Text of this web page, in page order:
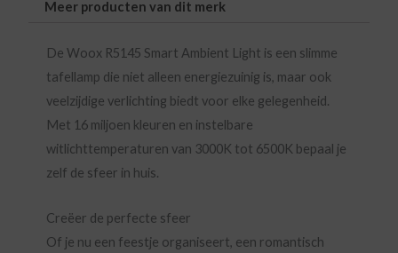
Meer producten van dit merk
De Woox R5145 Smart Ambient Light is een slimme
tafellamp die niet alleen energiezuinig is, maar ook
veelzijdige verlichting biedt voor elke gelegenheid.
Met 16 miljoen kleuren en instelbare
witlichttemperaturen van 3000K tot 6500K bepaal je
zelf de sfeer in huis.
Creëer de perfecte sfeer
Of je nu een feestje organiseert, een romantisch